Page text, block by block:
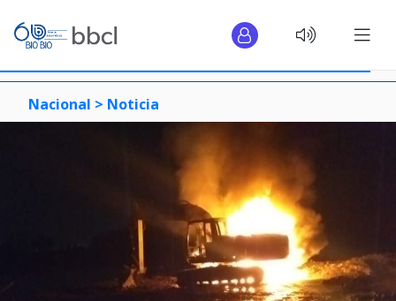
Nacional > Noticia